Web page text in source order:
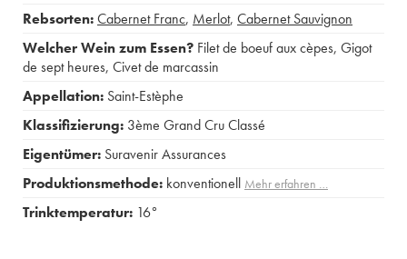
Rebsorten:Cabernet Franc, Merlot, Cabernet Sauvignon
Welcher Wein zum Essen? Filet de boeuf aux cèpes, Gigot
de sept heures, Civet de marcassin
Appellation: Saint-Estèphe
Klassifizierung: 3ème Grand Cru Classé
Eigentümer: Suravenir Assurances
Produktionsmethode: konventionell Mehr erfahren …
Trinktemperatur: 16°